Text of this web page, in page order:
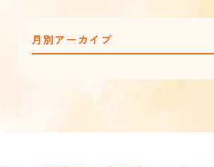
月別アーカイブ